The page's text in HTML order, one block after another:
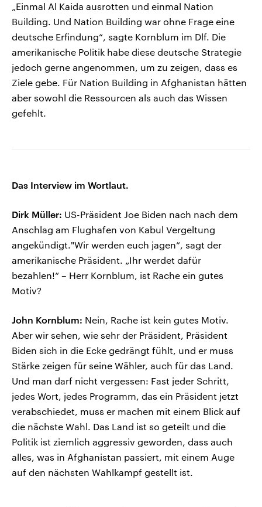
„Einmal Al Kaida ausrotten und einmal Nation
Building. Und Nation Building war ohne Frage eine
deutsche Erfindung“, sagte Kornblum im Dlf. Die
amerikanische Politik habe diese deutsche Strategie
jedoch gerne angenommen, um zu zeigen, dass es
Ziele gebe. Für Nation Building in Afghanistan hätten
aber sowohl die Ressourcen als auch das Wissen
gefehlt.
Das Interview im Wortlaut.
Dirk Müller: US-Präsident Joe Biden nach nach dem
Anschlag am Flughafen von Kabul Vergeltung
angekündigt."Wir werden euch jagen“, sagt der
amerikanische Präsident. „Ihr werdet dafür
bezahlen!“ – Herr Kornblum, ist Rache ein gutes
Motiv?
John Kornblum: Nein, Rache ist kein gutes Motiv.
Aber wir sehen, wie sehr der Präsident, Präsident
Biden sich in die Ecke gedrängt fühlt, und er muss
Stärke zeigen für seine Wähler, auch für das Land.
Und man darf nicht vergessen: Fast jeder Schritt,
jedes Wort, jedes Programm, das ein Präsident jetzt
verabschiedet, muss er machen mit einem Blick auf
die nächste Wahl. Das Land ist so geteilt und die
Politik ist ziemlich aggressiv geworden, dass auch
alles, was in Afghanistan passiert, mit einem Auge
auf den nächsten Wahlkampf gestellt ist.